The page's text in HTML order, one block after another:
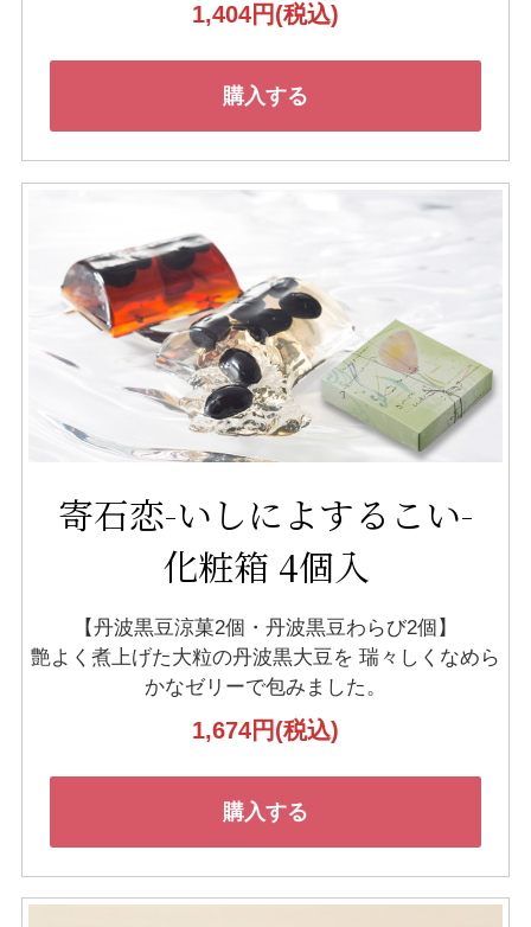
1,404円(税込)
購入する
寄石恋-いしによするこい-
化粧箱 4個入
【丹波黒豆涼菓2個・丹波黒豆わらび2個】
艶よく煮上げた大粒の丹波黒大豆を 瑞々しくなめら
かなゼリーで包みました。
1,674円(税込)
購入する